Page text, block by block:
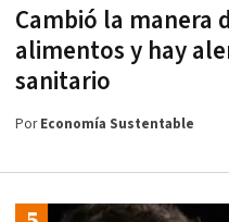
Cambió la manera
alimentos y hay
sanitario
PorEconomía Sustentable